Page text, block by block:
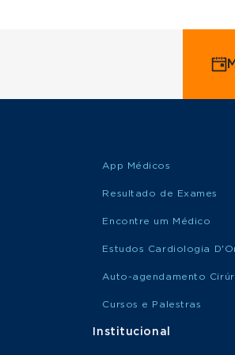
App Médicos
Resultado de Exames
Encontre um Médico
Estudos Cardiologia
Auto-agendamento
Cursos e Palestras
Institucional